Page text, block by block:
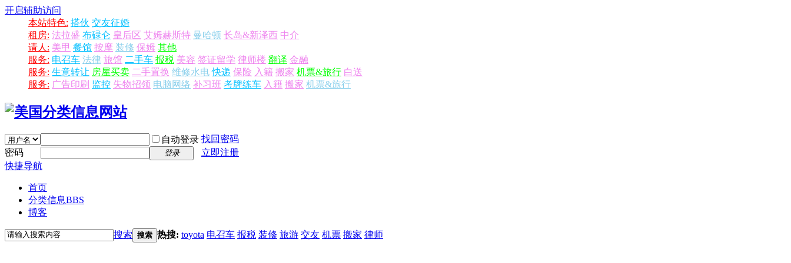
开启辅助访问
本站特色: 搭伙 交友征婚
租房: 法拉盛 布碌仑 皇后区 艾姆赫斯特 曼哈顿 长岛&新泽西 中介
请人: 美甲 餐馆 按摩 装修 保姆 其他
服务: 电召车 法律 旅馆 二手车 报税 美容 签证留学 律师楼 翻译 金融
服务: 生意转让 房屋买卖 二手置换 维修水电 快递 保险 入籍 搬家 机票&旅行 白送
服务: 广告印刷 监控 失物招领 电脑网络 补习班 考牌练车 入籍 搬家 机票&旅行
自动登录 找回密码
密码
登录
立即注册
快捷导航
首页
分类信息BBS
博客
搜索 搜索 热搜: toyota 电召车 报税 装修 旅游 交友 机票 搬家 律师